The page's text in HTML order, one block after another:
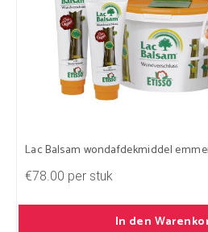
Lac Balsam wondafdekmiddel
€78.00 per stuk
In den